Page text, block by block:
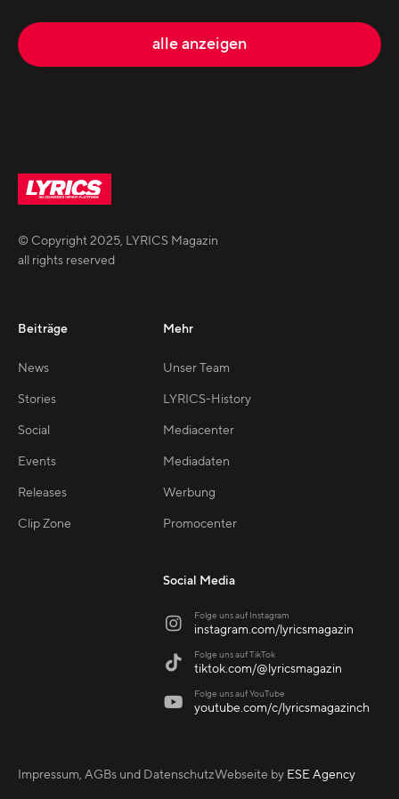
alle anzeigen
© Copyright2025, LYRICS Magazin
all rights reserved
Beiträge
News
Stories
Social
Events
Releases
Clip Zone
Mehr
Unser Team
LYRICS-History
Mediacenter
Mediadaten
Werbung
Promocenter
Social Media
 Folge uns auf Instagram
instagram.com/lyricsmagazin
 Folge uns auf TikTok
tiktok.com/@lyricsmagazin
 Folge uns auf YouTube
youtube.com/c/lyricsmagazinch
Impressum, AGBs und DatenschutzWebseite by ESE Agency